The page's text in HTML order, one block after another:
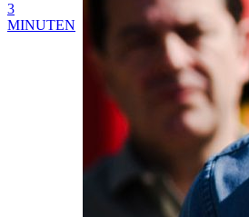
3
MINUTEN